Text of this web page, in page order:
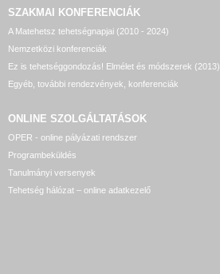
SZAKMAI KONFERENCIÁK
A Matehetsz tehetségnapjai (2010 - 2024)
Nemzetközi konferenciák
Ez is tehetséggondozás! Elmélet és módszerek (2013)
Egyéb, további rendezvények, konferenciák
ONLINE SZOLGÁLTATÁSOK
OPER - online pályázati rendszer
Programbeküldés
Tanulmányi versenyek
Tehetség hálózat – online adatkezelő